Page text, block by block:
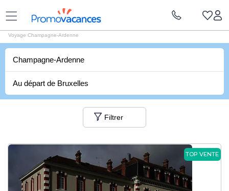
Voyage Champagne-Ardenne
Champagne-Ardenne
Au départ de Bruxelles
Filtrer
TOP VENTE